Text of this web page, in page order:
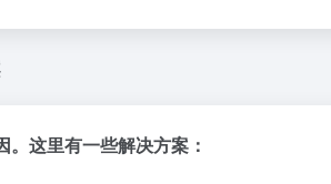
这里有一些解决方案：